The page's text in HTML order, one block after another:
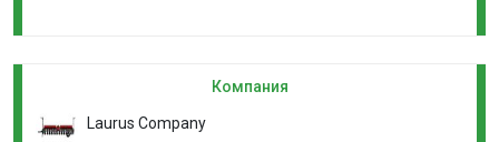
Компания
Laurus Company